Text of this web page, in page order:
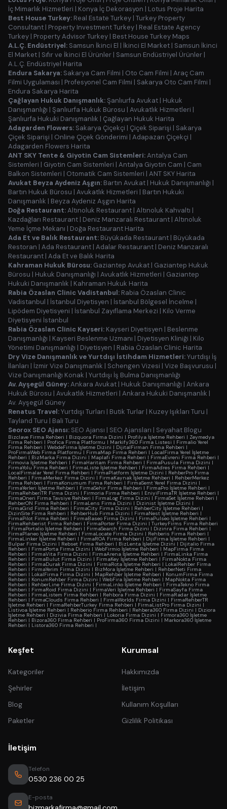
İç Mimarlık Hizmetleri | Konya İç Dekorasyon | Lotus Proje Harita
Best House Turkey: Real Estate Turkey | Turkey Property
Consultant | Property Investment Turkey | Real Estate Agency
Turkey | Property Advisor Turkey | Best House Turkey Maps
A.L.Ç. Endüstriyel: Samsun İkinci El | İkinci El Market | Samsun İkinci
El Market | Sıfır ve İkinci El Ürünler | Samsun Endüstriyel Ürünler |
A.L.Ç. Endüstriyel Harita
Endura Sakarya: Sakarya Cam Filmi | Oto Cam Filmi | Araç Cam
Filmi Uygulaması | Profesyonel Cam Filmi | Sakarya Oto Cam Filmi |
Endura Sakarya Harita
Çağlayan Hukuk Danışmanlık:Şanlıurfa Avukat | Hukuk
Danışmanlığı | Şanlıurfa Hukuk Bürosu | Avukatlık Hizmetleri |
Şanlıurfa Hukuki Danışmanlık | Çağlayan Hukuk Harita
Adagarden Flowers: Sakarya Çiçekçi | Çiçek Siparişi | Sakarya
Çiçek Siparişi | Online Çiçek Gönderimi | Adapazarı Çiçekçi |
Adagarden Flowers Harita
ANT SKY Tente & Giyotin Cam Sistemleri:Antalya Cam
Sistemleri | Giyotin Cam Sistemleri | Antalya Giyotin Cam | Cam
Balkon Sistemleri | Otomatik Cam Sistemleri | ANT SKY Harita
Avukat Beyza Aydeniz Aşgın: Bartın Avukat | Hukuk Danışmanlığı |
Bartın Hukuk Bürosu | Avukatlık Hizmetleri | Bartın Hukuki
Danışmanlık | Beyza Aydeniz Aşgın Harita
Doğa Restaurant:Altınoluk Restaurant | Altınoluk Kahvaltı |
Kazdağları Restaurant | Deniz Manzaralı Restaurant | Altınoluk
Yeme İçme Mekanı | Doğa Restaurant Harita
Ada Et ve Balık Restaurant: Büyükada Restaurant | Büyükada
Restoran | Ada Restaurant | Adalar Restaurant | Deniz Manzaralı
Restaurant | Ada Et ve Balık Harita
Kahraman Hukuk Bürosu: Gaziantep Avukat | Gaziantep Hukuk
Bürosu | Hukuk Danışmanlığı | Avukatlık Hizmetleri | Gaziantep
Hukuki Danışmanlık | Kahraman Hukuk Harita
Rabia Özaslan Clinic Vadistanbul: Rabia Özaslan Clinic
Vadistanbul | İstanbul Diyetisyen | İstanbul Bölgesel İncelme |
Lipödem Diyetisyeni | İstanbul Zayıflama Merkezi | Kilo Verme
Diyetisyeni İstanbul
Rabia Özaslan Clinic Kayseri: Kayseri Diyetisyen | Beslenme
Danışmanlığı | Kayseri Beslenme Uzmanı | Diyetisyen Kliniği | Kilo
Yönetimi Danışmanlığı | Diyetisyen | Rabia Özaslan Clinic Harita
Dry Vize Danışmanlık ve Yurtdışı İstihdam Hizmetleri:Yurtdışı İş
İlanları | İzmir Vize Danışmanlık | Schengen Vizesi | Vize Başvurusu |
Vize Danışmanlığı Konak | Yurtdışı İş Bulma Danışmanlığı
Av. Ayşegül Güney:Ankara Avukat | Hukuk Danışmanlığı | Ankara
Hukuk Bürosu | Avukatlık Hizmetleri | Ankara Hukuki Danışmanlık |
Av. Ayşegül Güney
Renatus Travel:Yurtdışı Turları | Butik Turlar | Kuzey Işıkları Turu |
Tayland Turu | Bali Turu
Seorox SEO Ajansı: SEO Ajansı | SEO Ajansları | Seyahat Blogu
Bizclave Firma Rehberi | Bizquora Firma Dizini | Profilya İşletme Rehberi | Zeymedya
Firma Rehberi | Profica Firma Platformu | Markify360 Firma Listesi | Firmalio Yerel
Firma Rehberi | WebdeFirma İşletme Dizini | DijitalFirman Firma Rehberi |
ProFirmaWeb Firma Platformu | FirmaMap Firma Rehberi | LocalFirma Yerel İşletme
Rehberi | BizMarka Firma Dizini | Maplafi Firma Rehberi | FirmaEvreni Firma Rehberi |
Firmovia İşletme Rehberi | FirmaHaritam Firma Rehberi | FirmaPusula Firma Dizini |
FirmaYolu Firma Rehberi | FirmaListe İşletme Rehberi | FirmaAdres Firma Rehberi |
LocalFirmalar Yerel Firma Rehberi | FirmaPlatform İşletme Dizini | RehberPro Firma
Rehberi | FirmaMerkez Firma Dizini | FirmaKaynak İşletme Rehberi | RehberMerkez
Firma Rehberi | FirmaKonumum Firma Rehberi | FirmaSemt Yerel Firma Dizini |
FirmaYerleri İşletme Rehberi | FirmaSehir Firma Rehberi | FirmaPro İşletme Rehberi |
FirmaRehberiTR Firma Dizini | Firmoria Firma Rehberi | EniyiFirmaTR İşletme Rehberi |
FirmaOneri Firma Tavsiye Rehberi | FirmaLog Firma Dizini |FirmaSet İşletme Rehberi |
RehberON Firma Rehberi | FirmaLens Firma Dizini | Dizinist İşletme Dizini |
FirmaGrid Firma Rehberi | FirmaCity Firma Dizini | RehberCity İşletme Rehberi |
DizinSite Firma Rehberi | RehberHub Firma Dizini | FirmaNest İşletme Rehberi |
FirmaPilot Firma Rehberi | FirmaBaseo Firma Dizini | FirmaPulseo İşletme Rehberi |
FirmaRehberist Firma Rehberi | FirmaPorter Firma Dizini | TurkeyFirms Firma Rehberi
| FirmaPortalio İşletme Rehberi | FirmaSearch Firma Dizini | Dizinra Firma Rehberi |
FirmaPlaneo İşletme Rehberi | FirmaLocate Firma Dizini | Rehberis Firma Rehberi |
FirmaLinker İşletme Rehberi | FirmaROA Firma Rehberi | DijiFirma İşletme Rehberi |
Bulpar Firma Dizini | Rebset Firma Rehberi | BizLenta İşletme Dizini | Dijitalio Firma
Rehberi | FirmaPorta Firma Dizini | WebFirmio İşletme Rehberi | MapFirma Firma
Rehberi | FirmaVita Firma Dizini | FirmaArena İşletme Rehberi | FirmaLinka Firma
Rehberi | FirmaBulut Firma Dizini | FirmaKey İşletme Rehberi | FirmaNokta Firma
Rehberi | FirmaDurak Firma Dizini | FirmaRota İşletme Rehberi | LokalRehber Firma
Rehberi | FirmaYerim Firma Dizini | BizMora İşletme Rehberi | RehberNeti Firma
Rehberi | LokalFirma Firma Dizini | MapRehber İşletme Rehberi | KonumFirma Firma
Rehberi | KonumRehber Firma Dizini | WebFira İşletme Rehberi | MapNokta Firma
Rehberi | RehberLine Firma Dizini | FirmaLinko İşletme Rehberi | FirmaTekno Firma
Rehberi | FirmaRoid Firma Dizini | FirmaVeri İşletme Rehberi | FirmaSayfa Firma
Rehberi | FirmaListem Firma Rehberi | Rehbora Firma Dizini | FirmaRadar İşletme
Rehberi | FirmaClouds Firma Rehberi | FirmaWorlds Firma Dizini | FirmaRehberTR
İşletme Rehberi | FirmaRehberTurkey Firma Rehberi | FirmaListPro Firma Dizini |
Listivoa İşletme Rehberi | Rehberio Firma Rehberi | Rehbera360 Firma Dizini | Diziora
İşletme Rehberi | Dizivia Firma Rehberi | Lokoria Firma Dizini | Firmora360 İşletme
Rehberi | Bizora360 Firma Rehberi | ProFirma360 Firma Dizini | Markora360 İşletme
Rehberi | Listora360 Firma Rehberi |
Keşfet
Kategoriler
Şehirler
Blog
Paketler
Kurumsal
Hakkımızda
İletişim
Kullanım Koşulları
Gizlilik Politikası
İletişim
Telefon
0530 236 00 25
E-posta